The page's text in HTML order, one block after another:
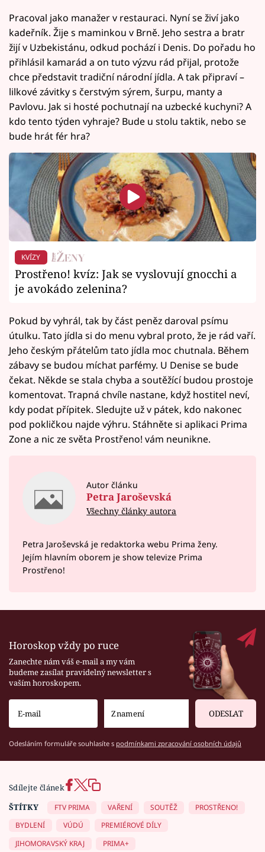
Pracoval jako manažer v restauraci. Nyní se živí jako
kadeřník. Žije s maminkou v Brně. Jeho sestra a bratr
žijí v Uzbekistánu, odkud pochází i Denis. Do pořadu ho
přihlásil kamarád a on tuto výzvu rád přijal, protože
chce představit tradiční národní jídla. A tak připraví –
lilkové závitky s čerstvým sýrem, šurpu, manty a
Pavlovu. Jak si hosté pochutnají na uzbecké kuchyni? A
kdo tento týden vyhraje? Bude u stolu taktik, nebo se
bude hrát fér hra?
KVÍZY
Prostřeno! kvíz: Jak se vyslovují gnocchi a
je avokádo zelenina?
Pokud by vyhrál, tak by část peněz daroval psímu
útulku. Tato jídla si do menu vybral proto, že je rád vaří.
Jeho českým přátelům tato jídla moc chutnala. Během
zábavy se budou míchat parfémy. U Denise se bude
čekat. Někde se stala chyba a soutěžící budou prostoje
komentovat. Trapná chvíle nastane, když hostitel neví,
kdy podat přípitek. Sledujte už v pátek, kdo nakonec
pod pokličkou najde výhru. Stáhněte si aplikaci Prima
Zone a nic ze světa Prostřeno! vám neunikne.
Autor článku
Petra Jaroševská
Všechny články autora
Petra Jaroševská je redaktorka webu Prima ženy.
Jejím hlavním oborem je show televize Prima
Prostřeno!
Horoskop vždy po ruce
Zanechte nám váš e-mail a my vám
budeme zasílat pravidelný newsletter s
vaším horoskopem.
ODESLAT
Odesláním formuláře souhlasíte s podmínkami zpracování osobních údajů
Sdílejte článek
ŠTÍTKY
FTV PRIMA VAŘENÍ SOUTĚŽ
PROSTŘENO!
BYDLENÍ
VÚDÚ
PREMIÉROVÉ DÍLY
JIHOMORAVSKÝ KRAJ
PRIMA+